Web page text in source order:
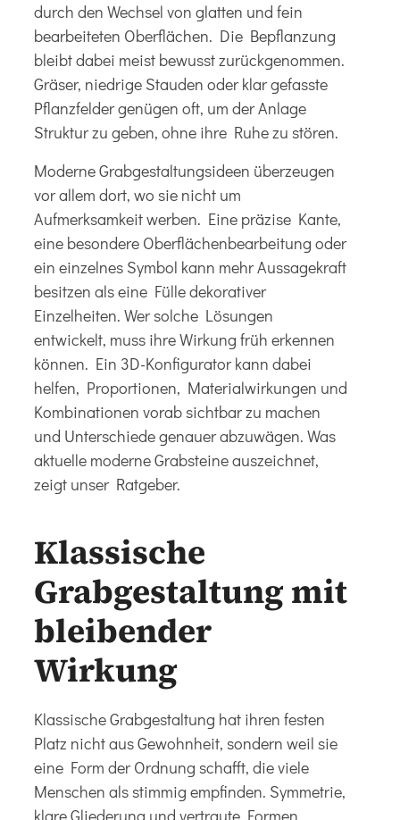
durch den Wechsel von glatten und fein
bearbeiteten Oberflächen. Die Bepflanzung
bleibt dabei meist bewusst zurückgenommen.
Gräser, niedrige Stauden oder klar gefasste
Pflanzfelder genügen oft, um der Anlage
Struktur zu geben, ohne ihre Ruhe zu stören.
Moderne Grabgestaltungsideen überzeugen
vor allem dort, wo sie nicht um
Aufmerksamkeit werben. Eine präzise Kante,
eine besondere Oberflächenbearbeitung oder
ein einzelnes Symbol kann mehr Aussagekraft
besitzen als eine Fülle dekorativer
Einzelheiten. Wer solche Lösungen
entwickelt, muss ihre Wirkung früh erkennen
können. Ein 3D-Konfigurator kann dabei
helfen, Proportionen, Materialwirkungen und
Kombinationen vorab sichtbar zu machen
und Unterschiede genauer abzuwägen. Was
aktuelle moderne Grabsteineauszeichnet,
zeigt unser Ratgeber.
Klassische
Grabgestaltung mit
bleibender
Wirkung
Klassische Grabgestaltung hat ihren festen
Platz nicht aus Gewohnheit, sondern weil sie
eine Form der Ordnung schafft, die viele
Menschen als stimmig empfinden. Symmetrie,
klare Gliederung und vertraute Formen